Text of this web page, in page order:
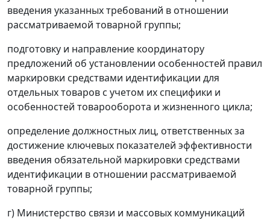
введения указанных требований в отношении
рассматриваемой товарной группы;
подготовку и направление координатору
предложений об установлении особенностей правил
маркировки средствами идентификации для
отдельных товаров с учетом их специфики и
особенностей товарооборота и жизненного цикла;
определение должностных лиц, ответственных за
достижение ключевых показателей эффективности
введения обязательной маркировки средствами
идентификации в отношении рассматриваемой
товарной группы;
г) Министерство связи и массовых коммуникаций